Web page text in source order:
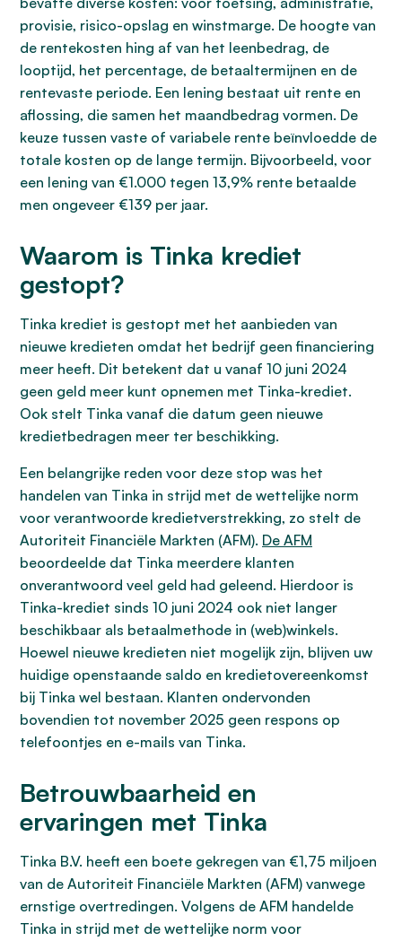
provisie, risico-opslag en winstmarge. De hoogte van
de rentekosten hing af van het leenbedrag, de
looptijd, het percentage, de betaaltermijnen en de
rentevaste periode. Een lening bestaat uit rente en
aflossing, die samen het maandbedrag vormen. De
keuze tussen vaste of variabele rente beïnvloedde de
totale kosten op de lange termijn. Bijvoorbeeld, voor
een lening van €1.000 tegen 13,9% rente betaalde
men ongeveer €139 per jaar.
Waarom is Tinka krediet
gestopt?
Tinka krediet is gestopt met het aanbieden van
nieuwe kredieten omdat het bedrijf geen financiering
meer heeft. Dit betekent dat u vanaf 10 juni 2024
geen geld meer kunt opnemen met Tinka-krediet.
Ook stelt Tinka vanaf die datum geen nieuwe
kredietbedragen meer ter beschikking.
Een belangrijke reden voor deze stop was het
handelen van Tinka in strijd met de wettelijke norm
voor verantwoorde kredietverstrekking, zo stelt de
Autoriteit Financiële Markten (AFM). De AFM
beoordeelde dat Tinka meerdere klanten
onverantwoord veel geld had geleend. Hierdoor is
Tinka-krediet sinds 10 juni 2024 ook niet langer
beschikbaar als betaalmethode in (web)winkels.
Hoewel nieuwe kredieten niet mogelijk zijn, blijven uw
huidige openstaande saldo en kredietovereenkomst
bij Tinka wel bestaan. Klanten ondervonden
bovendien tot november 2025 geen respons op
telefoontjes en e-mails van Tinka.
Betrouwbaarheid en
ervaringen met Tinka
Tinka B.V. heeft een boete gekregen van €1,75 miljoen
van de Autoriteit Financiële Markten (AFM) vanwege
ernstige overtredingen. Volgens de AFM handelde
Tinka in strijd met de wettelijke norm voor